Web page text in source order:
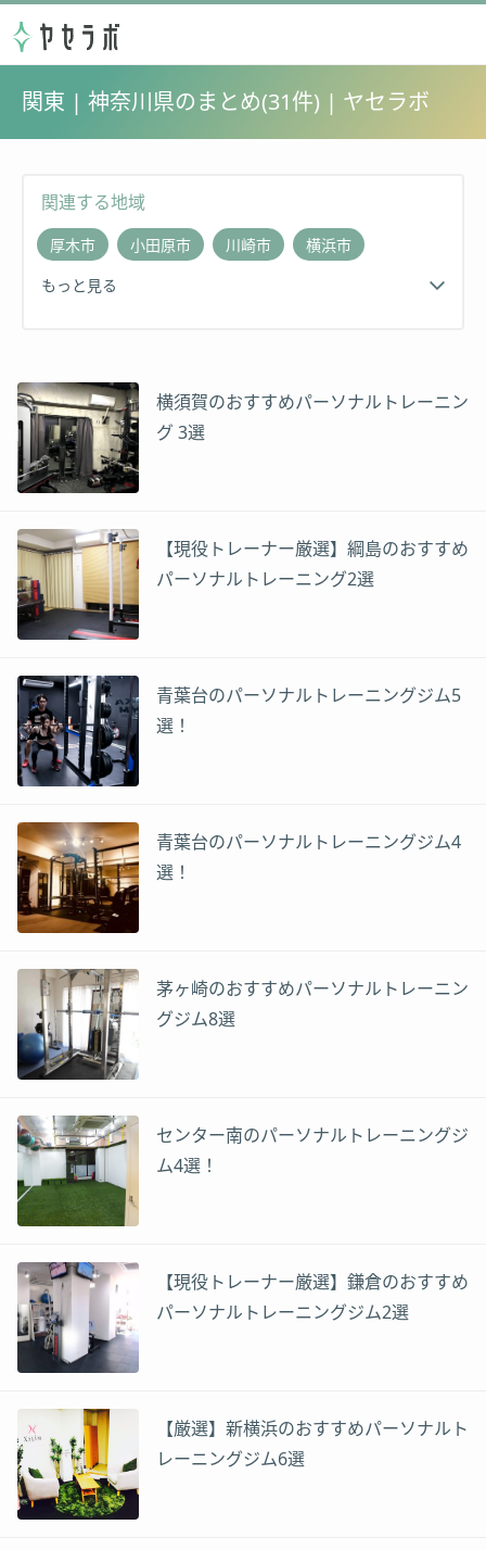
関東 | 神奈川県のまとめ(31件) | ヤセラボ
関連する地域
厚木市 小田原市 川崎市
横浜市
もっと見る
横須賀のおすすめパーソナルトレーニン
グ 3選
【現役トレーナー厳選】綱島のおすすめ
パーソナルトレーニング2選
青葉台のパーソナルトレーニングジム5
選！
青葉台のパーソナルトレーニングジム4
選！
茅ヶ崎のおすすめパーソナルトレーニン
グジム8選
センター南のパーソナルトレーニングジ
ム4選！
【現役トレーナー厳選】鎌倉のおすすめ
パーソナルトレーニングジム2選
【厳選】新横浜のおすすめパーソナルト
レーニングジム6選